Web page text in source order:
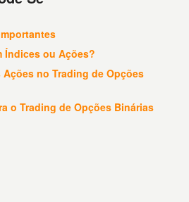
Índices ou Ações?
no Trading de Opções
o Trading de Opções Binárias